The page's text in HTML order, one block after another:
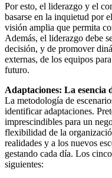
Por esto, el liderazgo y el
basarse en la inquietud por
visión amplia que permita
Además, el liderazgo debe
decisión, y de promover
externas, de los equipos
futuro.
Adaptaciones: La esencia
La metodología de
identificar adaptaciones.
imprescindibles para un
flexibilidad de la
realidades y a los nuevos
gestando cada día. Los
siguientes: